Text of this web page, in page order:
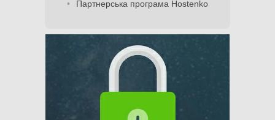
Партнерська програма Hostenko